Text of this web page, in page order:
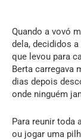
Quando a vovó
dela, decididos
que levou para
Berta carregava
dias depois
onde ninguém
Para reunir toda
ou jogar uma